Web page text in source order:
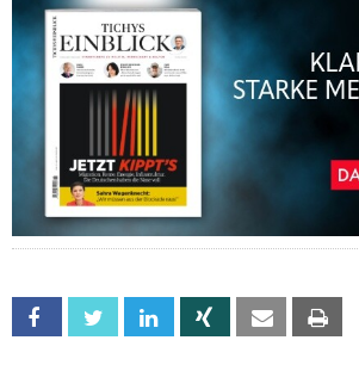
Facebook Twitter Linkedin Xing Email